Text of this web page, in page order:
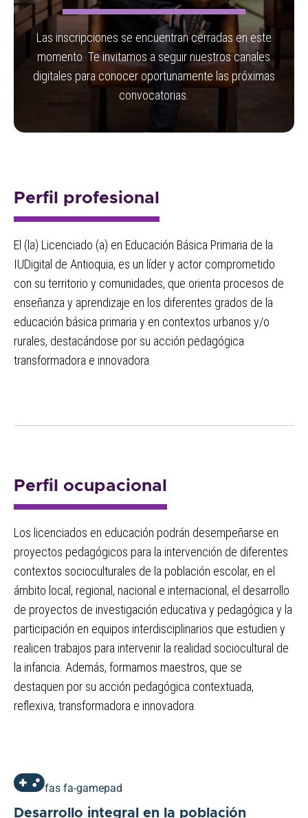
Las inscripciones se encuentran cerradas en este
momento. Te invitamos a seguir nuestros canales
digitales para conocer oportunamente las próximas
convocatorias.
Perfil profesional
El (la) Licenciado (a) en Educación Básica Primaria de la
IUDigital de Antioquia, es un líder y actor comprometido
con su territorio y comunidades, que orienta procesos de
enseñanza y aprendizaje en los diferentes grados de la
educación básica primaria y en contextos urbanos y/o
rurales, destacándose por su acción pedagógica
transformadora e innovadora.
Perfil ocupacional
Los licenciados en educación podrán desempeñarse en
proyectos pedagógicos para la intervención de diferentes
contextos socioculturales de la población escolar, en el
ámbito local, regional, nacional e internacional, el desarrollo
de proyectos de investigación educativa y pedagógica y la
participación en equipos interdisciplinarios que estudien y
realicen trabajos para intervenir la realidad sociocultural de
la infancia. Además, formamos maestros, que se
destaquen por su acción pedagógica contextuada,
reflexiva, transformadora e innovadora.
fas fa-gamepad
Desarrollo integral en la población